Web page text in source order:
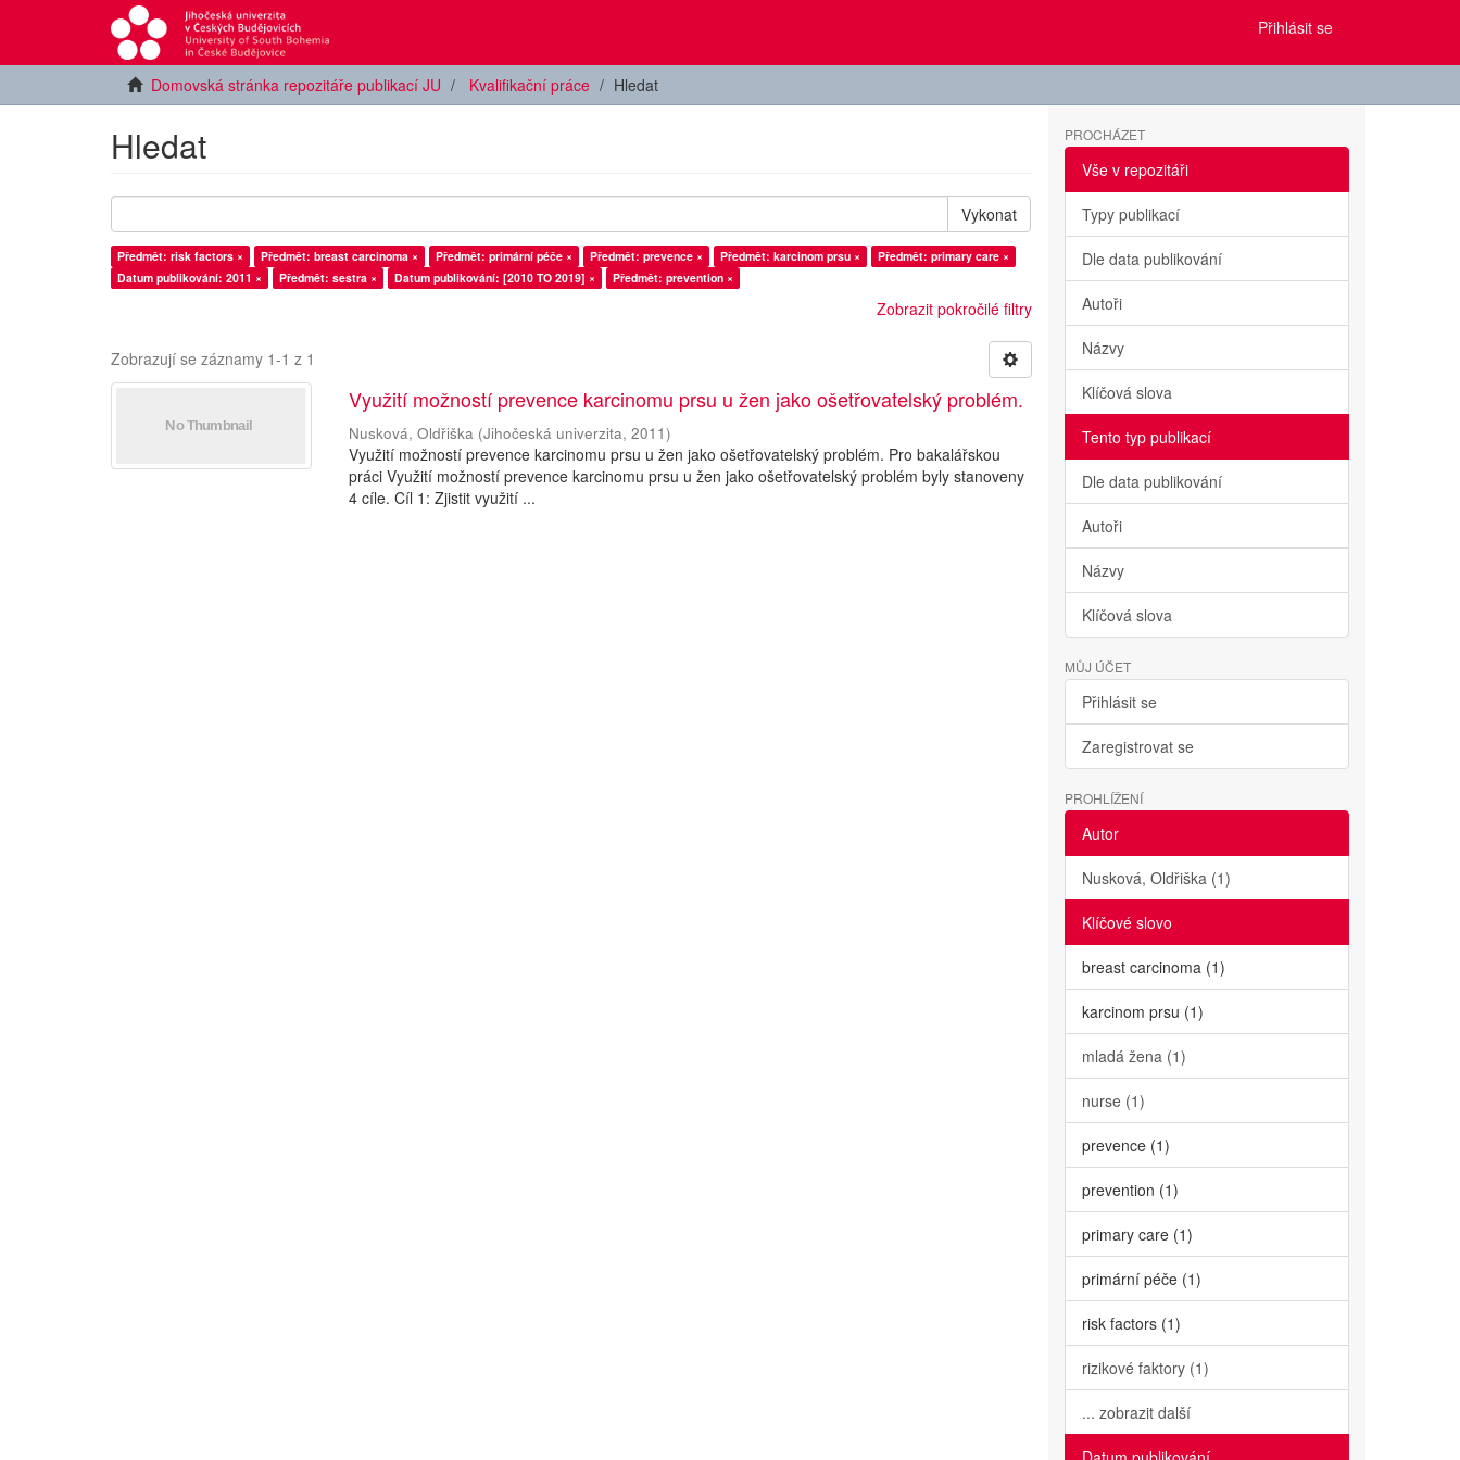
Přihlásit se
Domovská stránka repozitáře publikací JU Kvalifikační práce Hledat
Hledat
Vykonat
Předmět: risk factors × Předmět: breast carcinoma × Předmět: primární péče × Předmět: prevence × Předmět: karcinom prsu ×
Předmět: primary care ×
Datum publikování: 2011 ×
Předmět: sestra × Datum publikování: [2010 TO 2019] × Předmět: prevention ×
Zobrazit pokročilé filtry
Zobrazují se záznamy 1-1 z 1
Využití možností prevence karcinomu prsu u žen jako ošetřovatelský problém.
Nusková, Oldřiška (Jihočeská univerzita,2011)
Využití možností prevence karcinomu prsu u žen jako ošetřovatelský problém. Pro bakalářskou
práci Využití možností prevence karcinomu prsu u žen jako ošetřovatelský problém byly stanoveny
4 cíle. Cíl 1: Zjistit využití ...
PROCHÁZET
Vše v repozitáři
Typy publikací
Dle data publikování
Autoři
Názvy
Klíčová slova
Tento typ publikací
Dle data publikování
Autoři
Názvy
Klíčová slova
MŮJ ÚČET
Přihlásit se
Zaregistrovat se
PROHLÍŽENÍ
Autor
Nusková, Oldřiška (1)
Klíčové slovo
breast carcinoma (1)
karcinom prsu (1)
mladá žena (1)
nurse (1)
prevence (1)
prevention (1)
primary care (1)
primární péče (1)
risk factors (1)
rizikové faktory (1)
... zobrazit další